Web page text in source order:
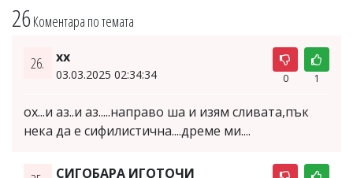
26Коментара по темата
26. хх
03.03.2025 02:34:34 0 1
ох...и аз..и аз.....направо ша и изям сливата,пък
нека да е сифилистична....дреме ми....
СИГОБАРА ИГОТОЧИ